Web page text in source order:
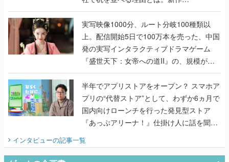
発の実写インタラクティブドラマゲーム
『盛世天下：女帝への道II』の、規模が違
うこだわりをプロデューサーに聞いた
半年でアプリストアをオープン？ スマホア
プリの“代替ストア”として、わずか6ヵ月で
国内向けローンチを行った発見型ストア
『あっぷアリーナ！』仕掛け人に話を聞い
てみた
インタビューの記事一覧
『アビス』は、ひとつの奇跡だった──膨大
な開発資料とともに『テイルズ オブ ジ ア